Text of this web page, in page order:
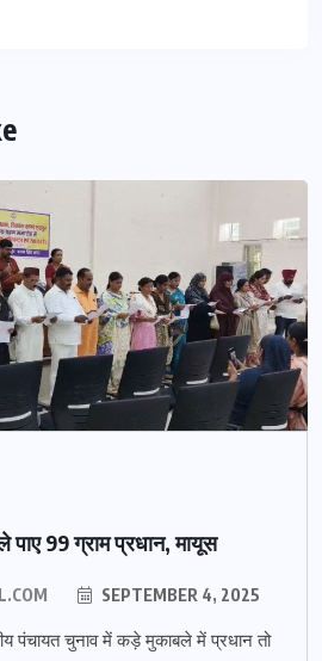
99 ग्राम प्रधान, मायूस
SEPTEMBER 4, 2025
पंचायत चुनाव में कड़े मुकाबले में प्रधान तो